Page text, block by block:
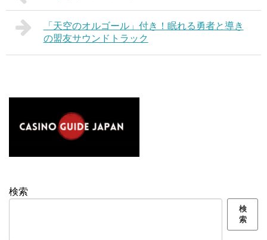
「天空のオルゴール」付き！眠れる勇者と導き
の盟友サウンドトラック
検索
検
索